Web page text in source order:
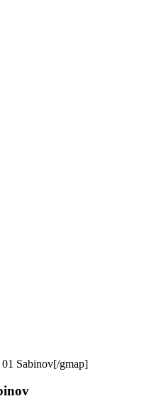
Sabinov[/gmap]